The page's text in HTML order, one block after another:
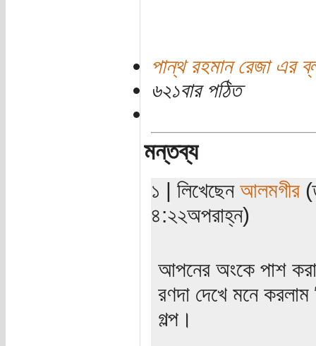
পান্থ রহমান রেজা এর
৬২১বার পঠিত
মন্তব্য
১ | লিখেছেন আলমগীর
৪:২২অপরাহ্ন)
আপনের অংকে পাশ
রণদা দেখে মনে করলাম
গল্প।